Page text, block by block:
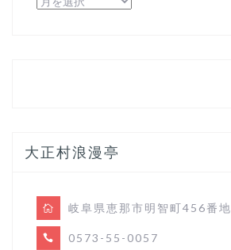
大正村浪漫亭
岐阜県恵那市明智町456番地
0573-55-0057